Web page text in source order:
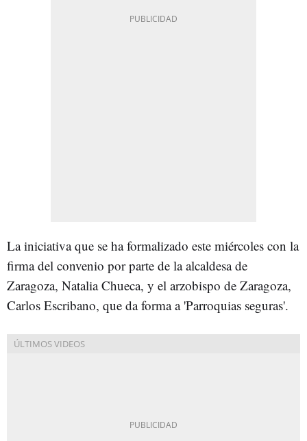
La iniciativa que se ha formalizado este miércoles con la
firma del convenio por parte de la alcaldesa de
Zaragoza, Natalia Chueca, y el arzobispo de Zaragoza,
Carlos Escribano, que da forma a 'Parroquias seguras'.